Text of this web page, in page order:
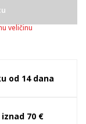
veličinu
od 14 dana
70 €